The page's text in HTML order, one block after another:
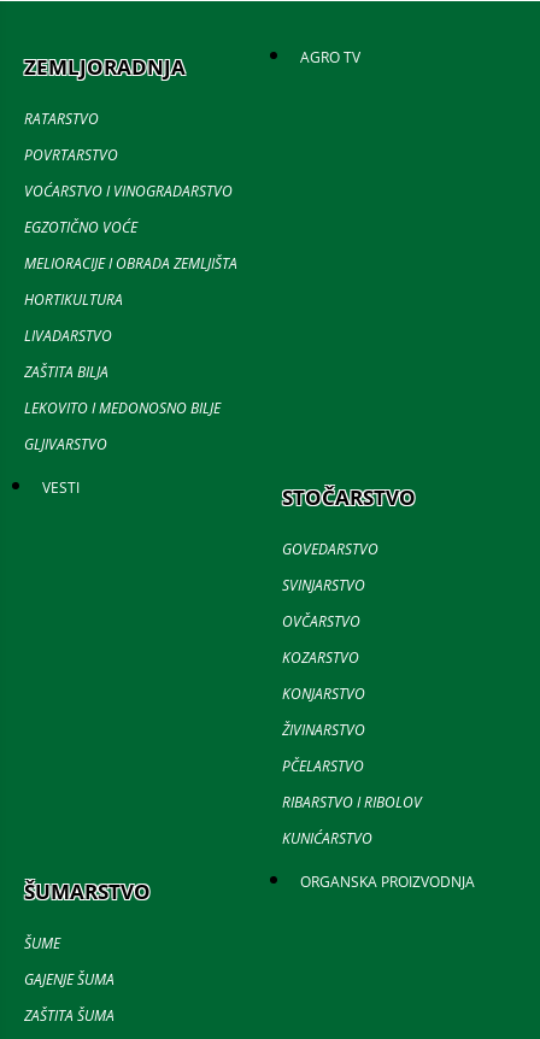
ZEMLJORADNJA
RATARSTVO
POVRTARSTVO
VOĆARSTVO I VINOGRADARSTVO
EGZOTIČNO VOĆE
MELIORACIJE I OBRADA ZEMLJIŠTA
HORTIKULTURA
LIVADARSTVO
ZAŠTITA BILJA
LEKOVITO I MEDONOSNO BILJE
GLJIVARSTVO
AGRO TV
VESTI STOČARSTVO
GOVEDARSTVO
SVINJARSTVO
OVČARSTVO
KOZARSTVO
KONJARSTVO
ŽIVINARSTVO
PČELARSTVO
RIBARSTVO I RIBOLOV
KUNIĆARSTVO
ŠUMARSTVO
ŠUME
GAJENJE ŠUMA
ZAŠTITA ŠUMA
ORGANSKA PROIZVODNJA